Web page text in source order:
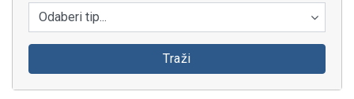
Odaberi tip...
Traži